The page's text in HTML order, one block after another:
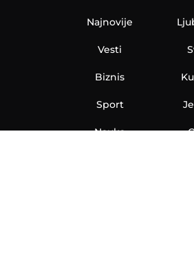
Najnovije
Vesti
Biznis
Sport
Nauka